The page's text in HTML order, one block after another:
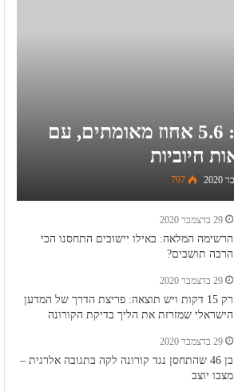
שיא שלילי: 5.6 אחוז מאומתים, עם
797
29 בדצמבר 2020
הרשימה המלאה: באילו יישובים התחסנו הכי
הרבה תושבים?
29 בדצמבר 2020
רק 15 דקות ויש תוצאה: פריצת הדרך של המדען
הישראלי שמזרזת את הליך בדיקת הקורונה
29 בדצמבר 2020
בן 46 שהתחסן נגד קורונה לקה בתגובה אלרגית –
מצבו יוצב